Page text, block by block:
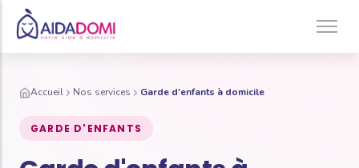
Jardinage & Bricolage
Aide aux personnes âgées
Accueil Nos services Garde d'enfants à domicile
GARDE D'ENFANTS